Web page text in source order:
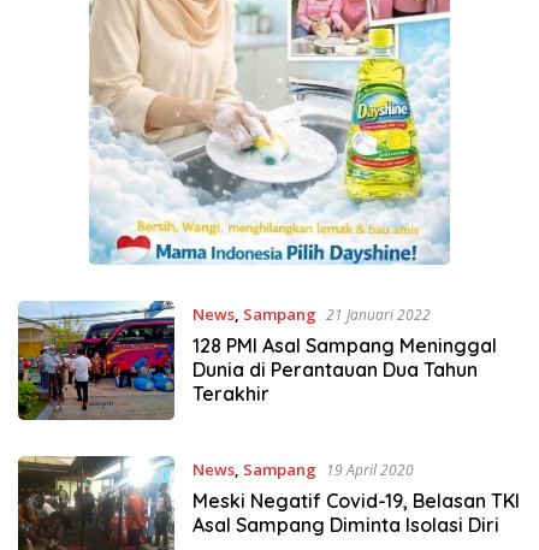
News, Sampang 21 Januari 2022
128 PMI Asal Sampang Meninggal
Dunia di Perantauan Dua Tahun
Terakhir
News, Sampang 19 April 2020
Meski Negatif Covid-19, Belasan TKI
Asal Sampang Diminta Isolasi Diri